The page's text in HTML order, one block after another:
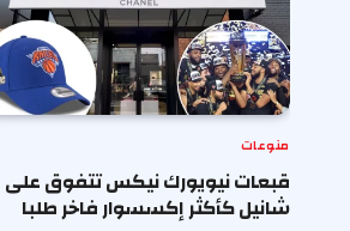
منوعات
قبعات نيويورك نيكس تتفوق على
شانيل كأكثر إكسسوار فاخر طلبا